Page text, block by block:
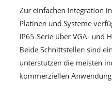
Zur einfachen Integration
Platinen und Systeme
IP65-Serie über VGA- und
Beide Schnittstellen sind
unterstützen die meisten
kommerziellen